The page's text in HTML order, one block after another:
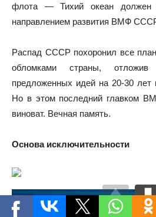
флота — Тихий океан должен
направлением развития ВМФ
Распад СССР похоронил все
обломками страны, отложив
предложенных идей на 20-30
Но в этом последний главком
виноват. Вечная память.
Основа исключительности